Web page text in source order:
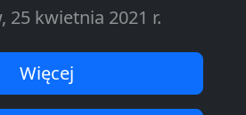
25 kwietnia 2021 r.
Więcej